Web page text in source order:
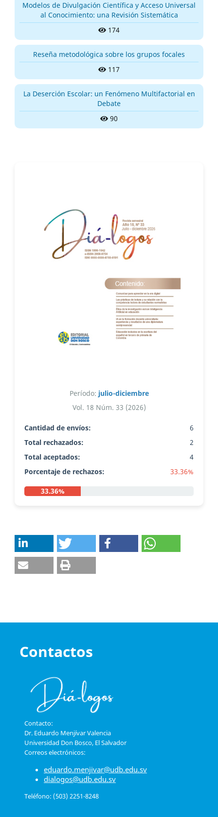
Modelos de Divulgación Científica y Acceso Universal
al Conocimiento: una Revisión Sistemática
174
Reseña metodológica sobre los grupos focales
117
La Deserción Escolar: un Fenómeno Multifactorial en
Debate
90
Período: julio-diciembre
Vol. 18 Núm. 33 (2026)
Cantidad de envíos:
6
Total rechazados:
2
Total aceptados:
4
Porcentaje de rechazos:
33.36%
33.36%
Contactos
Contacto:
Dr. Eduardo Menjívar Valencia
Universidad Don Bosco, El Salvador
Correos electrónicos:
eduardo.menjivar@udb.edu.sv
dialogos@udb.edu.sv
Teléfono: (503) 2251-8248